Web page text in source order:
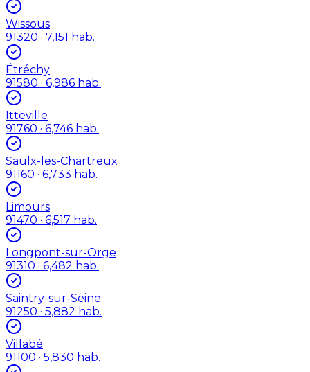
Wissous
91320 · 7,151 hab.
Étréchy
91580 · 6,986 hab.
Itteville
91760 · 6,746 hab.
Saulx-les-Chartreux
91160 · 6,733 hab.
Limours
91470 · 6,517 hab.
Longpont-sur-Orge
91310 · 6,482 hab.
Saintry-sur-Seine
91250 · 5,882 hab.
Villabé
91100 · 5,830 hab.